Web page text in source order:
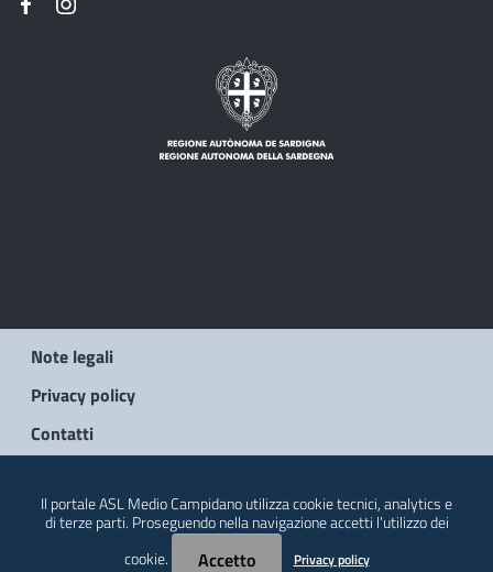
Note legali
Privacy policy
Contatti
Il portale ASL Medio Campidano utilizza cookie tecnici, analytics e
di terze parti. Proseguendo nella navigazione accetti l’utilizzo dei
cookie.
Accetto Privacy policy